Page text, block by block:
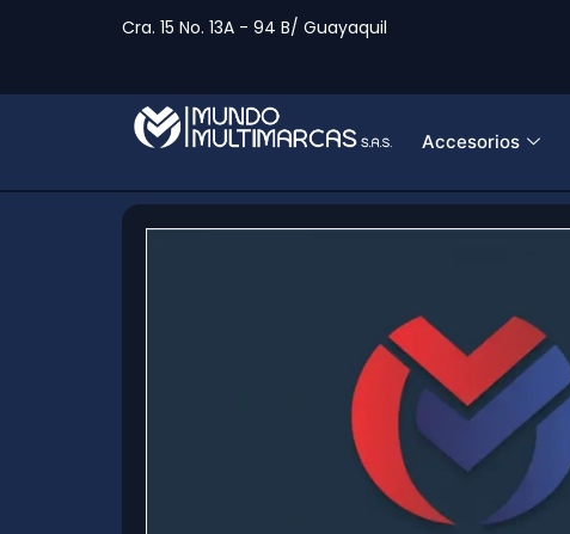
Cra. 15 No. 13A - 94 B/ Guayaquil
Accesorios